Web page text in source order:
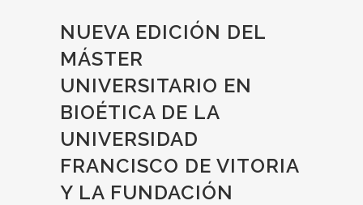
NUEVA EDICIÓN DEL
MÁSTER
UNIVERSITARIO EN
BIOÉTICA DE LA
UNIVERSIDAD
FRANCISCO DE VITORIA
Y LA FUNDACIÓN